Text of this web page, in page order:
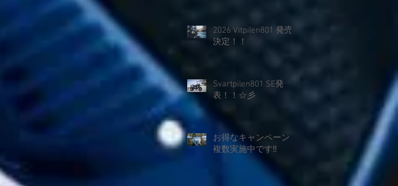
2026 Vitpilen801 発売
決定！！
Svartpilen801 SE発
表！！☆彡
お得なキャンペーン
複数実施中です‼